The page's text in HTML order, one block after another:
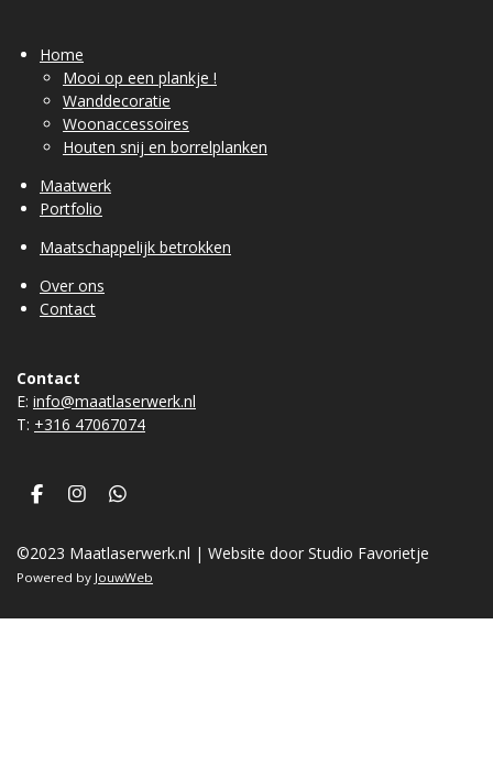
Home
Mooi op een plankje !
Wanddecoratie
Woonaccessoires
Houten snij en borrelplanken
Maatwerk
Portfolio
Maatschappelijk betrokken
Over ons
Contact
Contact
E: info@maatlaserwerk.nl
T: +316 47067074
F
e
b
o
k
I
t
a
g
a
W
t
s
A
p
©2023 Maatlaserwerk.nl | Website door Studio Favorietje
Powered by JouwWeb